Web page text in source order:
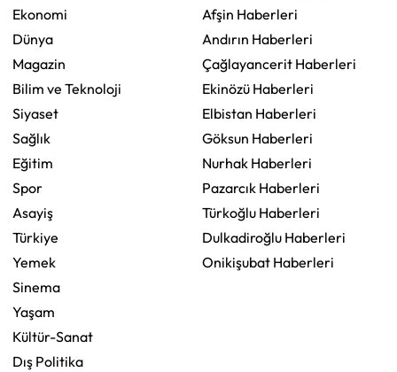
Ekonomi
Dünya
Magazin
Bilim ve Teknoloji
Siyaset
Sağlık
Eğitim
Spor
Asayiş
Türkiye
Yemek
Sinema
Yaşam
Kültür-Sanat
Dış Politika
Afşin Haberleri
Andırın Haberleri
Çağlayancerit Haberleri
Ekinözü Haberleri
Elbistan Haberleri
Göksun Haberleri
Nurhak Haberleri
Pazarcık Haberleri
Türkoğlu Haberleri
Dulkadiroğlu Haberleri
Onikişubat Haberleri